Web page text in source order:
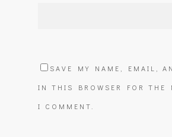
SAVE MY NAME, EMAIL,
IN THIS BROWSER FOR THE
I COMMENT.